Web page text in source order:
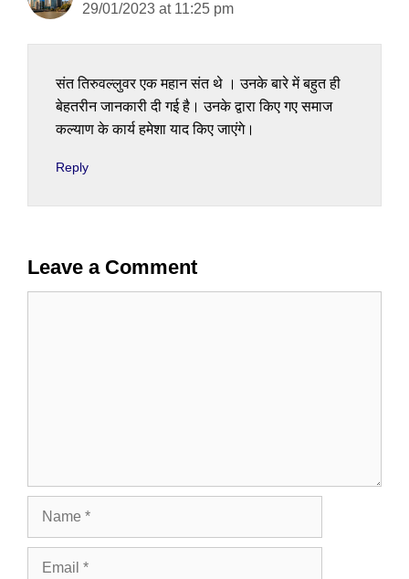
29/01/2023 at 11:25 pm
संत तिरुवल्लुवर एक महान संत थे । उनके बारे में बहुत ही
बेहतरीन जानकारी दी गई है। उनके द्वारा किए गए समाज
कल्याण के कार्य हमेशा याद किए जाएंगे।
Reply
Leave a Comment